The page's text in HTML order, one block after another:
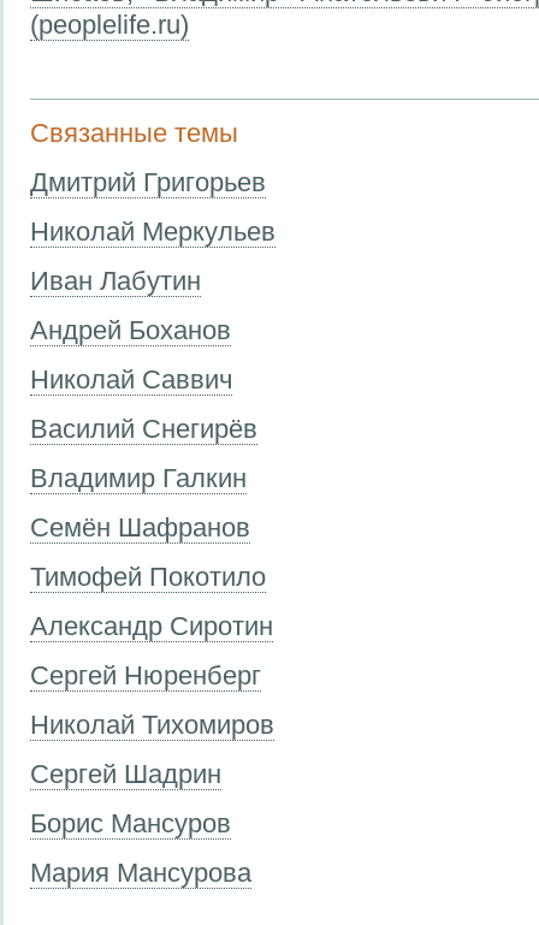
(peoplelife.ru)
Связанные темы
Дмитрий Григорьев
Николай Меркульев
Иван Лабутин
Андрей Боханов
Николай Саввич
Василий Снегирёв
Владимир Галкин
Семён Шафранов
Тимофей Покотило
Александр Сиротин
Сергей Нюренберг
Николай Тихомиров
Сергей Шадрин
Борис Мансуров
Мария Мансурова